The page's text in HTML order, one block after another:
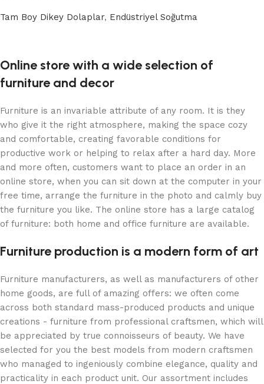
Tam Boy Dikey Dolaplar, Endüstriyel Soğutma
Online store with a wide selection of
furniture and decor
Furniture is an invariable attribute of any room. It is they
who give it the right atmosphere, making the space cozy
and comfortable, creating favorable conditions for
productive work or helping to relax after a hard day. More
and more often, customers want to place an order in an
online store, when you can sit down at the computer in your
free time, arrange the furniture in the photo and calmly buy
the furniture you like. The online store has a large catalog
of furniture: both home and office furniture are available.
Furniture production is a modern form of art
Furniture manufacturers, as well as manufacturers of other
home goods, are full of amazing offers: we often come
across both standard mass-produced products and unique
creations - furniture from professional craftsmen, which will
be appreciated by true connoisseurs of beauty. We have
selected for you the best models from modern craftsmen
who managed to ingeniously combine elegance, quality and
practicality in each product unit. Our assortment includes